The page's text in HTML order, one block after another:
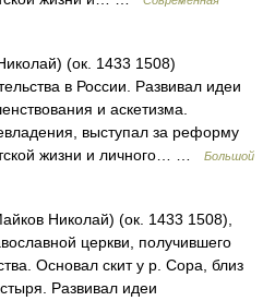
(ок. 1433 1508)
в России. Развивал идеи
и аскетизма.
выступал за реформу
жизни и личного… …
Большой
Николай) (ок. 1433 1508),
церкви, получившего
Основал скит у р. Сора, близ
Развивал идеи